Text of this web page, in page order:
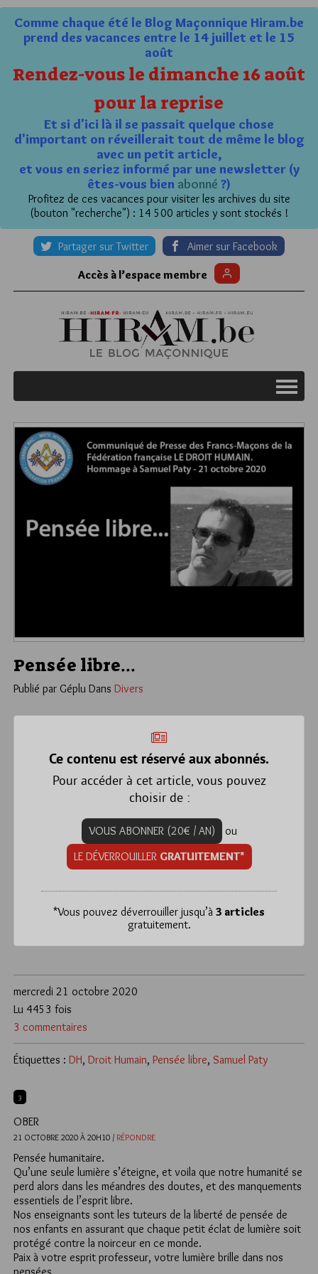
Comme chaque été le Blog Maçonnique Hiram.be
prend des vacances entre le 14 juillet et le 15
août
Rendez-vous le dimanche 16 août
pour la reprise
Et si d'ici là il se passait quelque chose
d'important on réveillerait tout de même le blog
avec un petit article,
et vous en seriez informé par une newsletter (y
êtes-vous bien abonné ?)
Profitez de ces vacances pour visiter les archives du site
(bouton "recherche") : 14 500 articles y sont stockés !
Partager sur Twitter Aimer sur Facebook
Accès à l’espace membre
Pensée libre…
Publié par Géplu Dans Divers
Ce contenu est réservé aux abonnés.
Pour accéder à cet article, vous pouvez
choisir de :
VOUS ABONNER (20€ / AN)
ou
LE DÉVERROUILLER GRATUITEMENT*
*Vous pouvez déverrouiller jusqu’à 3 articles
gratuitement.
mercredi 21 octobre 2020
3 commentaires
Lu 4453 fois
Étiquettes : DH, Droit Humain, Pensée libre, Samuel Paty
3
OBER
21 OCTOBRE 2020 À 20H10 / RÉPONDRE
Pensée humanitaire.
Qu’une seule lumière s’éteigne, et voila que notre humanité se
perd alors dans les méandres des doutes, et des manquements
essentiels de l’esprit libre.
Nos enseignants sont les tuteurs de la liberté de pensée de
nos enfants en assurant que chaque petit éclat de lumière soit
protégé contre la noirceur en ce monde.
Paix à votre esprit professeur, votre lumière brille dans nos